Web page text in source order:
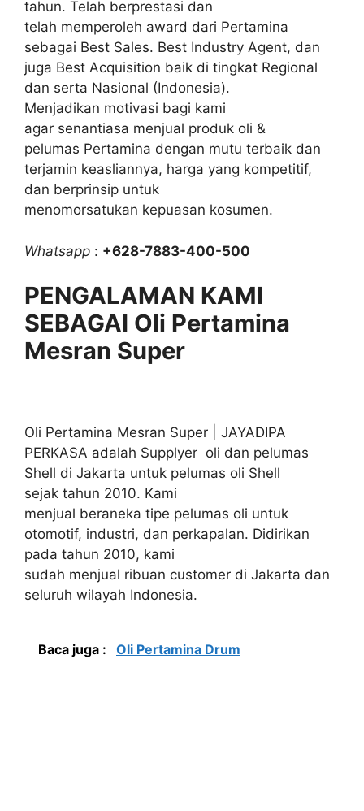
tahun. Telah berprestasi dan
telah memperoleh award dari Pertamina
sebagai Best Sales. Best Industry Agent, dan
juga Best Acquisition baik di tingkat Regional
dan serta Nasional (Indonesia).
Menjadikan motivasi bagi kami
agar senantiasa menjual produk oli &
pelumas Pertamina dengan mutu terbaik dan
terjamin keasliannya, harga yang kompetitif,
dan berprinsip untuk
menomorsatukan kepuasan kosumen.
Whatsapp : +628-7883-400-500
PENGALAMAN KAMI
SEBAGAI Oli Pertamina
Mesran Super
Oli Pertamina Mesran Super | JAYADIPA
PERKASA adalah Supplyer oli dan pelumas
Shell di Jakarta untuk pelumas oli Shell
sejak tahun 2010. Kami
menjual beraneka tipe pelumas oli untuk
otomotif, industri, dan perkapalan. Didirikan
pada tahun 2010, kami
sudah menjual ribuan customer di Jakarta dan
seluruh wilayah Indonesia.
Baca juga : Oli Pertamina Drum